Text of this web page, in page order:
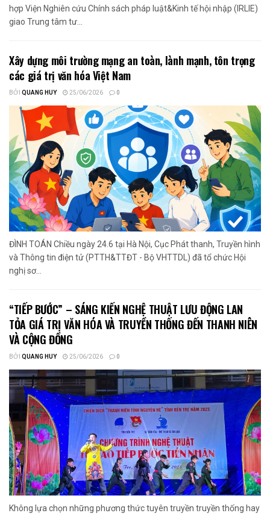
hợp Viện Nghiên cứu Chính sách pháp luật&Kinh tế hội nhập (IRLIE)
giao Trung tâm tư...
Xây dựng môi trường mạng an toàn, lành mạnh, tôn trọng
các giá trị văn hóa Việt Nam
BỞI QUANG HUY 25/06/2026 0
ĐÌNH TOÁN Chiều ngày 24.6 tại Hà Nội, Cục Phát thanh, Truyền hình
và Thông tin điện tử (PTTH&TTĐT - Bộ VHTTDL) đã tổ chức Hội
nghị sơ...
“TIẾP BƯỚC” – SÁNG KIẾN NGHỆ THUẬT LƯU ĐỘNG LAN
TỎA GIÁ TRỊ VĂN HÓA VÀ TRUYỀN THỐNG ĐẾN THANH NIÊN
VÀ CỘNG ĐỒNG
BỞI QUANG HUY 25/06/2026 0
Không lựa chọn những phương thức tuyên truyền truyền thống hay